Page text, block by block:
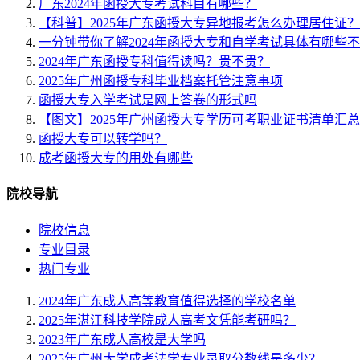
广东2024年函授大专考试科目有哪些？
【科普】2025年广东函授大专异地报考怎么办理居住证？
一分钟带你了解2024年函授大专和自学考试具体有哪些
2024年广东函授专科值得读吗？贵不贵？
2025年广州函授专科毕业档案托管注意事项
函授大专入学考试是网上答卷的形式吗
【图文】2025年广州函授大专学历可考职业证书清单汇总
函授大专可以转学吗？
成考函授大专的用处有哪些
院校导航
院校信息
专业目录
热门专业
2024年广东成人高等教育值得选择的学校名单
2025年湛江科技学院成人高考文凭能考研吗？
2023年广东成人高校是大学吗